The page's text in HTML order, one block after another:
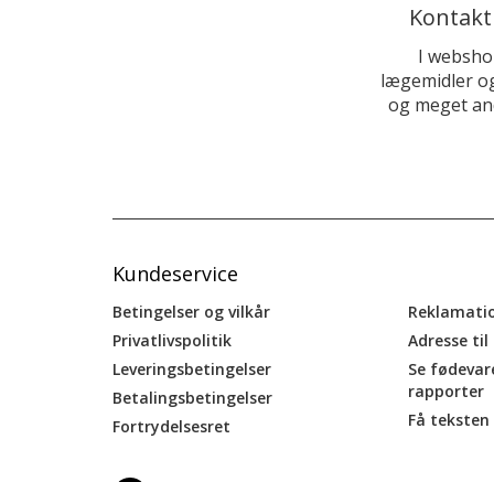
I
lægemidler
og meget
Kundeservice
Betingelser og vilkår
Privatlivspolitik
Leveringsbetingelser
Betalingsbetingelser
Fortrydelsesret
Adresse
Se
rapporter
Få